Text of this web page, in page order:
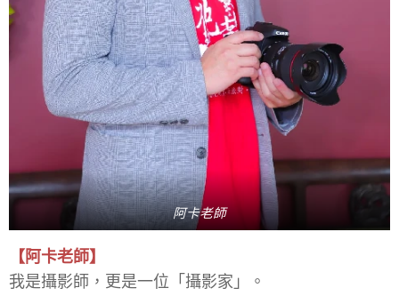
阿卡老師
【阿卡老師】
我是攝影師，更是一位「攝影家」。